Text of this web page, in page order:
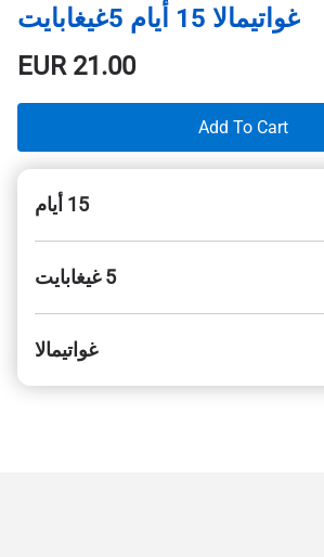
غواتيمالا 15 أيام 5غيغابايت
EUR21.00
Add To Cart
15 أيام
5 غيغابايت
غواتيمالا